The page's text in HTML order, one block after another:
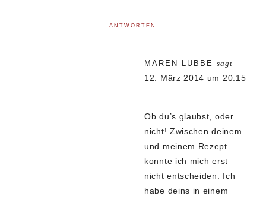
ANTWORTEN
MAREN LUBBE sagt
12. März 2014 um 20:15
Ob du’s glaubst, oder
nicht! Zwischen deinem
und meinem Rezept
konnte ich mich erst
nicht entscheiden. Ich
habe deins in einem